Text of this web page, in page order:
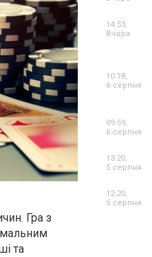
Гра з
та
14:53,
Вчора
10:18,
6 серпня
09:59,
6 серпня
13:20,
5 серпня
12:20,
5 серпня